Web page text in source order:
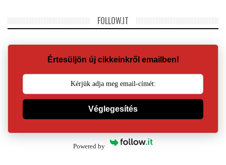
FOLLOW.IT
Értesüljön új cikkeinkről emailben!
Véglegesítés
Powered by